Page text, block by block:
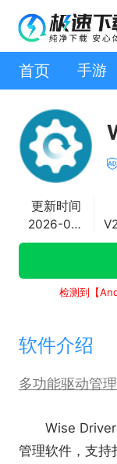
首页 手游
更新时间
2026-01-20
检测到【
软件介绍
多功能驱动管
Wise Driver
管理软件，支持